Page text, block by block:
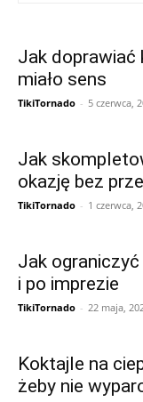
Jak doprawiać
miało sens
TikiTornado - 5 czerwca,
Jak
okazję bez
TikiTornado - 1 czerwca,
Jak
i po imprezie
TikiTornado - 22 maja,
Koktajle na
żeby nie